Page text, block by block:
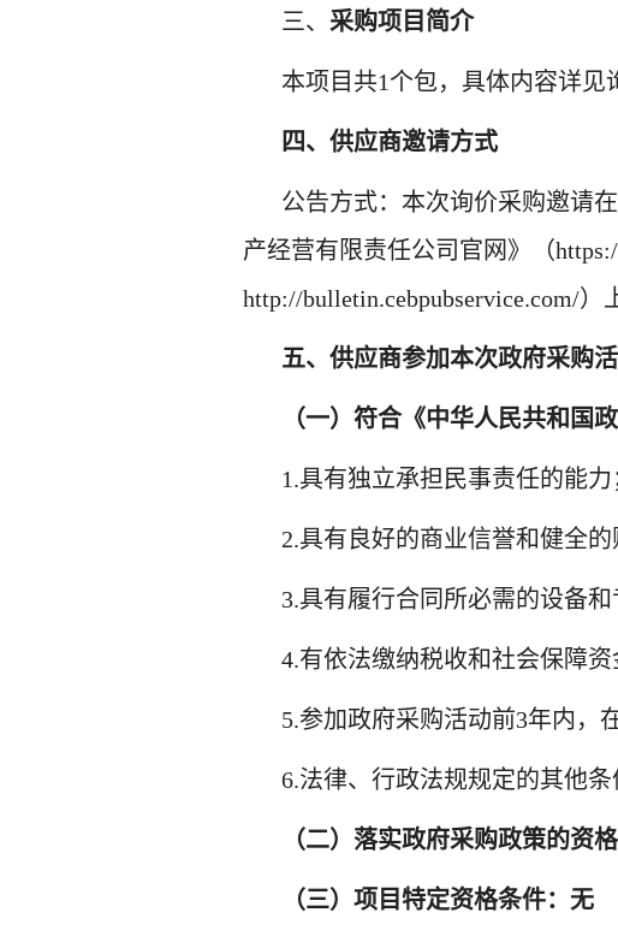
三、 采购项目简介
本项目共1个包， 具体内容详见
四、供应商邀请方式
公告方式：本次询价采购邀请在
产经营有限责任公司 官网 》 （
http://bulletin.cebpubservice.com/）
五、供应商参加本次政府采购
（一）符合《中华人民共和国
1.具有独立承担民事责任的能力
2.具有良好的商业信誉和健全的
3.具有履行合同所必需的设备和
4.有依法缴纳税收和社会保障资
5.参加政府采购活动前3年内，
6.法律、行政法规规定的其他条
（二）落实政府采购政策的资
（三）项目特定资格条件：无